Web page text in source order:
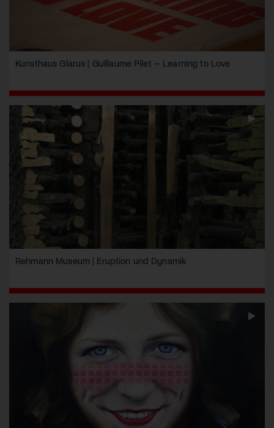
Kunsthaus Glarus | Guillaume Pilet – Learning to Love
Rehmann Museum | Eruption und Dynamik